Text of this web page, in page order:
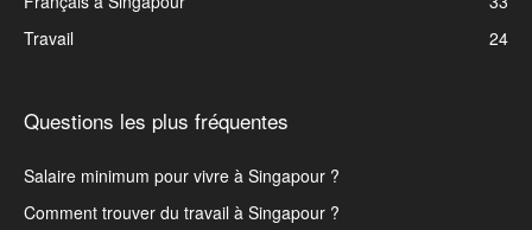
Travail
24
Questions les plus fréquentes
Salaire minimum pour vivre à Singapour ?
Comment trouver du travail à Singapour ?